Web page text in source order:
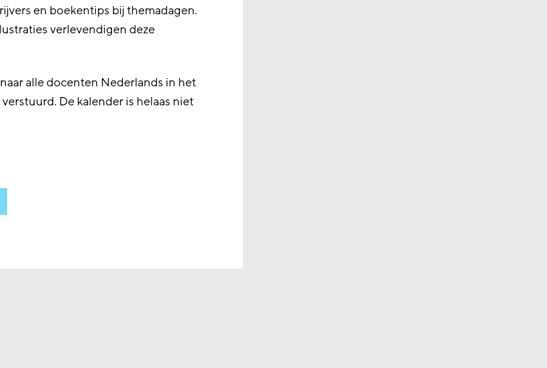
en boekentips bij themadagen.
verlevendigen deze
alle docenten Nederlands in het
De kalender is helaas niet